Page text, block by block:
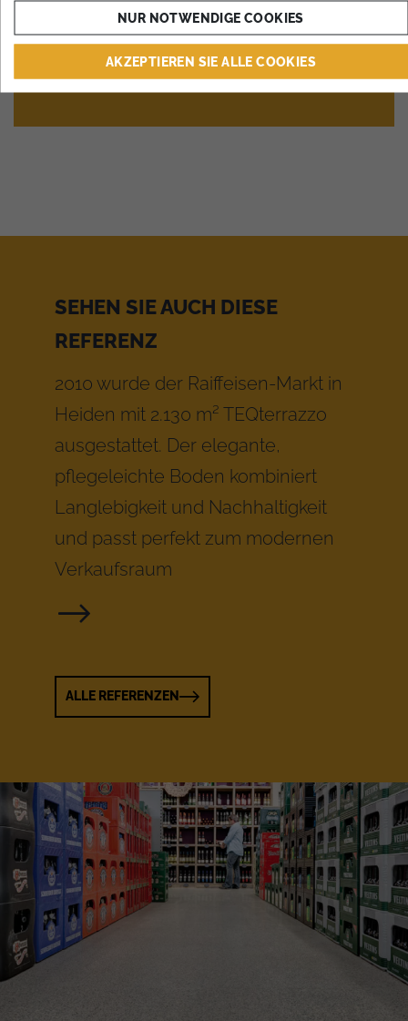
SEHEN SIE AUCH DIESE
REFERENZ
2010 wurde der Raiffeisen-Markt in
Heiden mit 2.130 m² TEQterrazzo
ausgestattet. Der elegante,
pflegeleichte Boden kombiniert
Langlebigkeit und Nachhaltigkeit
und passt perfekt zum modernen
Verkaufsraum
ALLE REFERENZEN
NUR NOTWENDIGE COOKIES
AKZEPTIEREN SIE ALLE COOKIES